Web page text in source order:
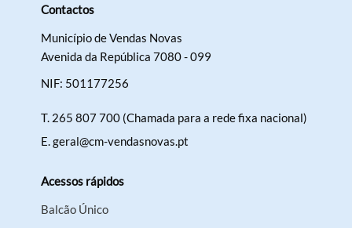
Contactos
Município de Vendas Novas
Avenida da República 7080 - 099
NIF: 501177256
T. 265 807 700 (Chamada para a rede fixa nacional)
E.geral@cm-vendasnovas.pt
Acessos rápidos
Balcão Único